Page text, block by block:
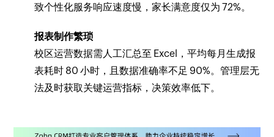
致个性化服务响应速度慢，家长满意度仅为 72%。
报表制作繁琐
校区运营数据需人工汇总至 Excel，平均每月生成报
表耗时 80 小时，且数据准确率不足 90%。管理层无
法及时获取关键运营指标，决策效率低下。